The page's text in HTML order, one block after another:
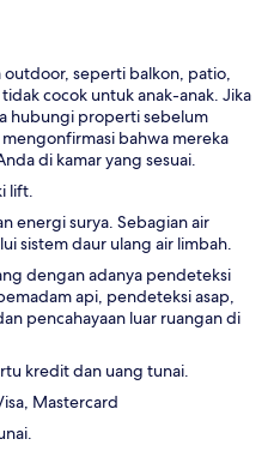
outdoor, seperti balkon, patio,
cocok untuk anak-anak. Jika
hubungi properti sebelum
bahwa mereka
di kamar yang sesuai.
lift.
energi surya. Sebagian air
sistem daur ulang air limbah.
dengan adanya pendeteksi
api, pendeteksi asap,
pencahayaan luar ruangan di
kredit dan uang tunai.
Mastercard